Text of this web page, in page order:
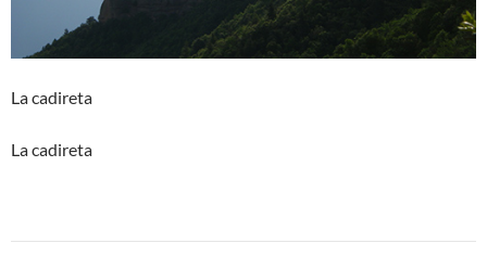
La cadireta
La cadireta